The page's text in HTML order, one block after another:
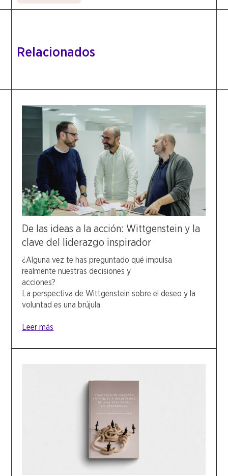
Relacionados
De las ideas a la acción: Wittgenstein y la
clave del liderazgo inspirador
¿Alguna vez te has preguntado qué impulsa
realmente nuestras decisiones y
La perspectiva de Wittgenstein sobre el deseo y la
voluntad es una brújula
Leer más